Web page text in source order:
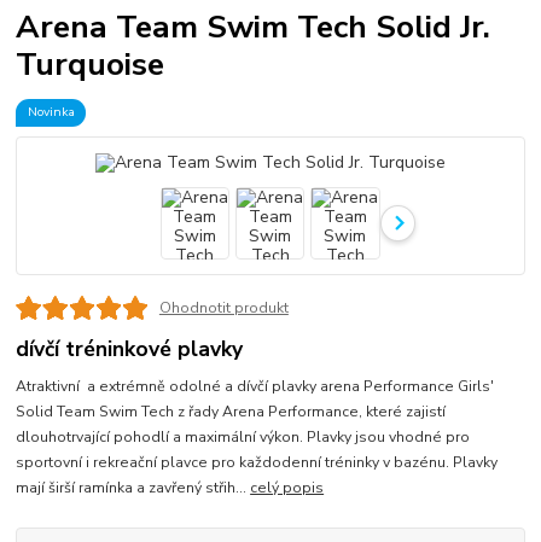
Arena Team Swim Tech Solid Jr.
Turquoise
Novinka
Ohodnotit produkt
dívčí tréninkové plavky
Atraktivní a extrémně odolné a dívčí plavky arena Performance Girls'
Solid Team Swim Tech z řady Arena Performance, které zajistí
dlouhotrvající pohodlí a maximální výkon. Plavky jsou vhodné pro
sportovní i rekreační plavce pro každodenní tréninky v bazénu. Plavky
mají širší ramínka a zavřený střih... celý popis